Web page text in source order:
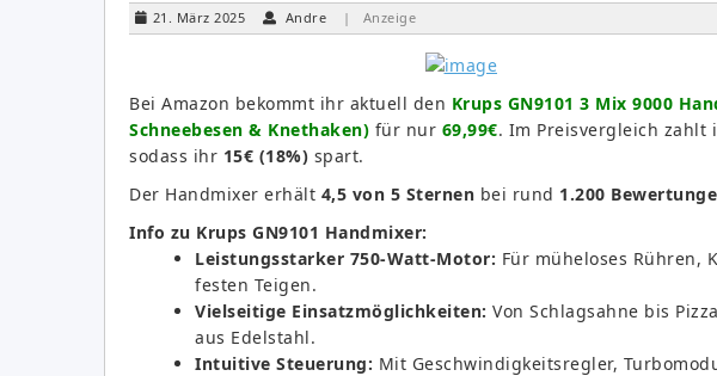
21. März 2025 Andre | Anzeige
Bei Amazon bekommt ihr aktuell den Krups GN9101 3 Mix 9000
Schneebesen & Knethaken) für nur 69,99€. Im Preisvergleich zahlt
sodass ihr 15€ (18%) spart.
Der Handmixer erhält 4,5 von 5 Sternen bei rund 1.200
Info zu Krups GN9101 Handmixer:
Leistungsstarker 750-Watt-Motor: Für müheloses Rühren,
festen Teigen.
Vielseitige Einsatzmöglichkeiten: Von Schlagsahne bis
aus Edelstahl.
Intuitive Steuerung: Mit Geschwindigkeitsregler,